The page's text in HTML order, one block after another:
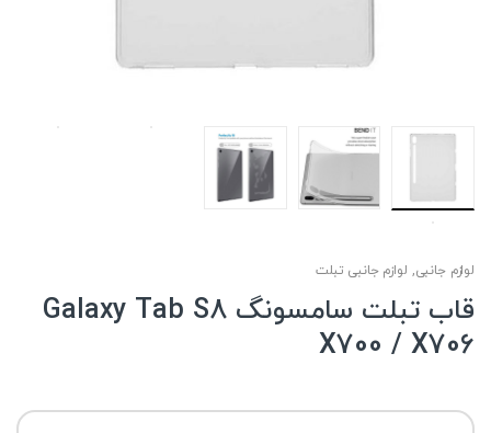
لوازم جانبی, لوازم جانبی تبلت
قاب تبلت سامسونگ Galaxy Tab S8
X700 / X706